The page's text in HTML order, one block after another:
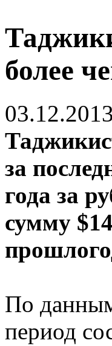
более
за
года за
сумму
По
период